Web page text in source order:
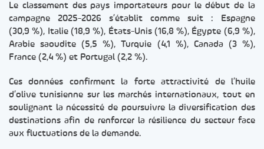
Le classement des pays importateurs pour le début de la
campagne 2025-2026 s’établit comme suit : Espagne
(30,9 %), Italie (18,9 %), États-Unis (16,8 %), Égypte (6,9 %),
Arabie saoudite (5,5 %), Turquie (4,1 %), Canada (3 %),
France (2,4 %) et Portugal (2,2 %).
Ces données confirment la forte attractivité de l’huile
d’olive tunisienne sur les marchés internationaux, tout en
soulignant la nécessité de poursuivre la diversification des
destinations afin de renforcer la résilience du secteur face
aux fluctuations de la demande.